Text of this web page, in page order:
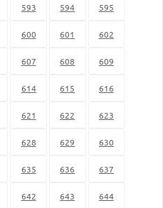
593 594 595
600 601 602
607 608 609
614 615 616
621 622 623
628 629 630
635 636 637
642 643 644